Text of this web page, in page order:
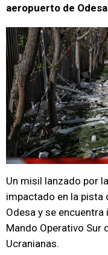
aeropuerto de Odesa
Un misil lanzado por
impactado en la pista
Odesa y se
Mando Operativo Sur
Ucranianas.